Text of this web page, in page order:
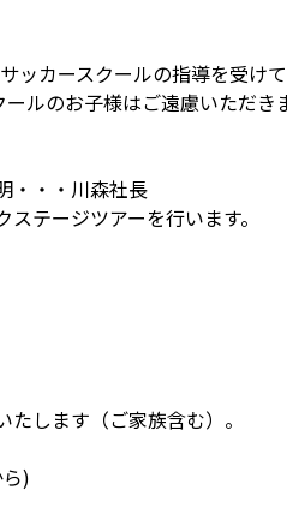
カースクールの指導を受けて
ルのお子様はご遠慮いただきま
・・・川森社長
テージツアーを行います。
します（ご家族含む）。
)